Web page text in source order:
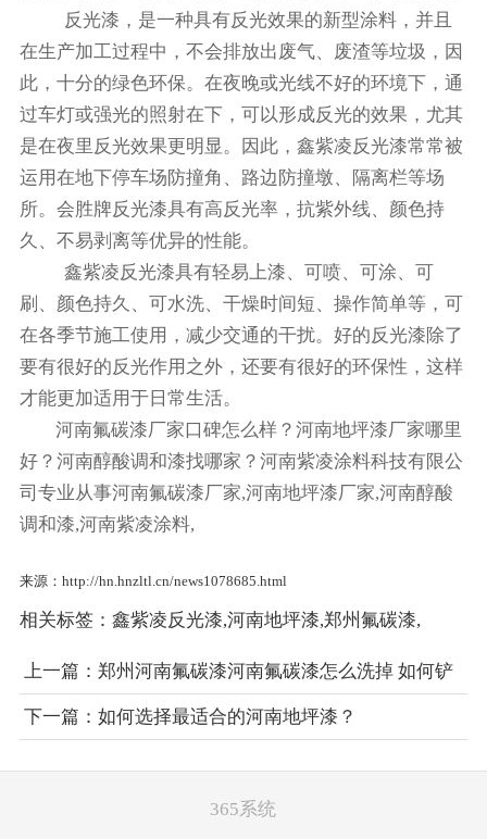
反光漆，是一种具有反光效果的新型涂料，并且
在生产加工过程中，不会排放出废气、废渣等垃圾，因
此，十分的绿色环保。在夜晚或光线不好的环境下，通
过车灯或强光的照射在下，可以形成反光的效果，尤其
是在夜里反光效果更明显。因此，鑫紫凌反光漆常常被
运用在地下停车场防撞角、路边防撞墩、隔离栏等场
所。会胜牌反光漆具有高反光率，抗紫外线、颜色持
久、不易剥离等优异的性能。
鑫紫凌反光漆具有轻易上漆、可喷、可涂、可
刷、颜色持久、可水洗、干燥时间短、操作简单等，可
在各季节施工使用，减少交通的干扰。好的反光漆除了
要有很好的反光作用之外，还要有很好的环保性，这样
才能更加适用于日常生活。
河南氟碳漆厂家口碑怎么样？河南地坪漆厂家哪里
好？河南醇酸调和漆找哪家？河南紫凌涂料科技有限公
司专业从事河南氟碳漆厂家,河南地坪漆厂家,河南醇酸
调和漆,河南紫凌涂料,
来源：http://hn.hnzltl.cn/news1078685.html
相关标签： 鑫紫凌反光漆,河南地坪漆,郑州氟碳漆,
上一篇： 郑州河南氟碳漆河南氟碳漆怎么洗掉 如何铲
除河南氟碳漆？
下一篇： 如何选择最适合的河南地坪漆？
365系统